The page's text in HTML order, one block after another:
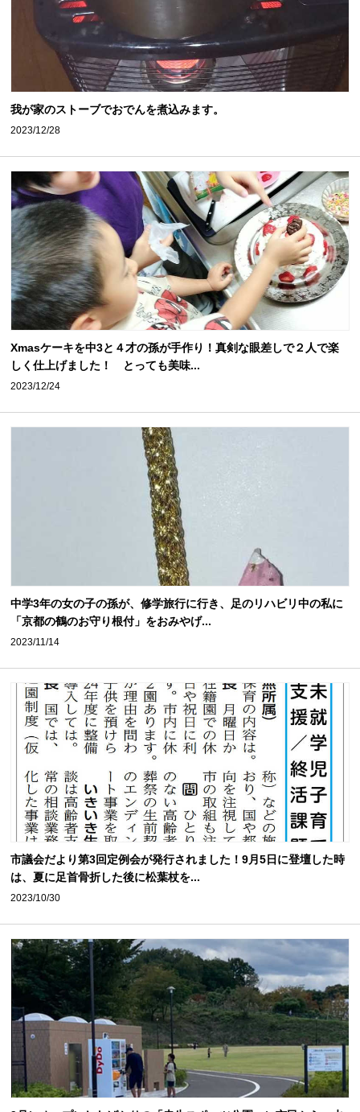
我が家のストーブでおでんを煮込みます。
2023/12/28
Xmasケーキを中3と４才の孫が手作り！真剣な眼差しで２人で楽
しく仕上げました！ とっても美味...
2023/12/24
中学3年の女の子の孫が、修学旅行に行き、足のリハビリ中の私に
「京都の鶴のお守り根付」をおみやげ...
2023/11/14
市議会だより第3回定例会が発行されました！9月5日に登壇した時
は、夏に足首骨折した後に松葉杖を...
2023/10/30